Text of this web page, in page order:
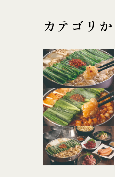
カテゴリ